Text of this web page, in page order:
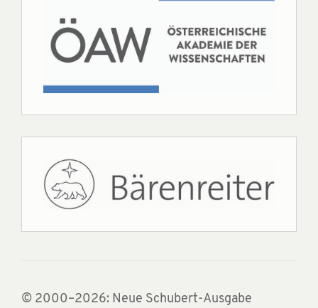
© 2000–2026: Neue Schubert-Ausgabe